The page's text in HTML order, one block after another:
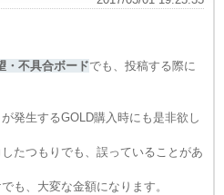
・不具合ボードでも、投稿する際に
発生するGOLD購入時にも是非欲し
たつもりでも、誤っていることがあ
も、大変な金額になります。